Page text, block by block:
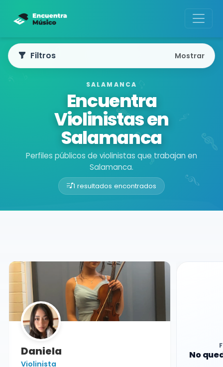
SALAMANCA
Encuentra
Violinistas en
Salamanca
Perfiles públicos de violinistas que trabajan en
Salamanca.
1 resultados encontrados
Buscador de músicos
Filtros Mostrar
Daniela
Violinista
No